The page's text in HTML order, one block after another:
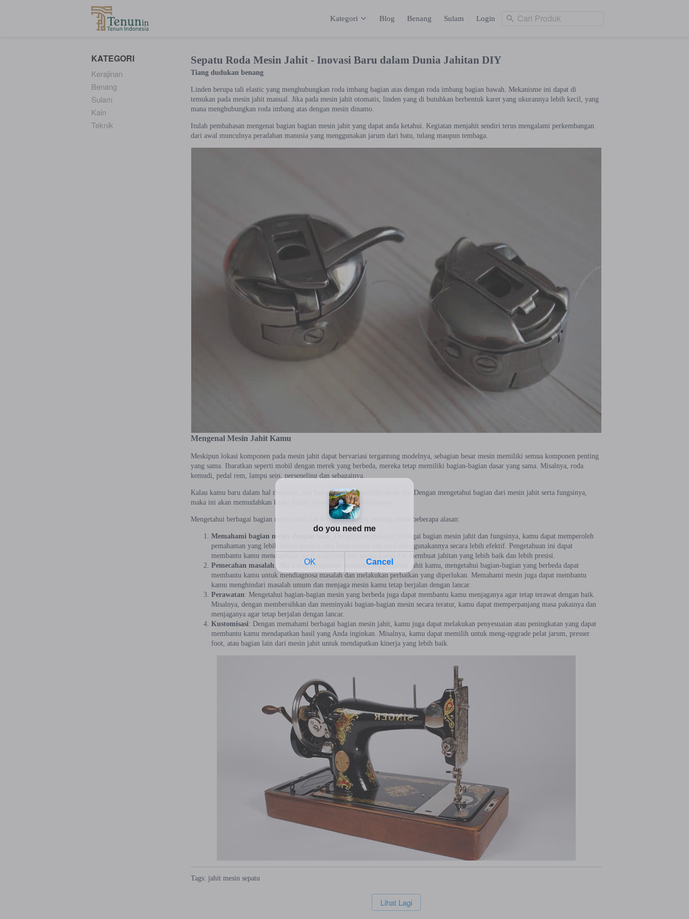
Kategori Blog Benang Sulam Login Cari Produk
KATEGORI
Kerajinan
Benang
Sulam
Kain
Teknik
Sepatu Roda Mesin Jahit - Inovasi Baru dalam Dunia Jahitan DIY
Tiang dudukan benang
Linden berupa tali elastic yang menghubungkan roda imbang bagian atas dengan roda imbang bagian bawah. Mekanisme ini dapat di
temukan pada mesin jahit manual. Jika pada mesin jahit otomatis, linden yang di butuhkan berbentuk karet yang ukurannya lebih kecil, yang
mana menghubungkan roda imbang atas dengan mesin dinamo.
Itulah pembahasan mengenai bagian bagian mesin jahit yang dapat anda ketahui. Kegiatan menjahit sendiri terus mengalami perkembangan
dari awal munculnya peradaban manusia yang menggunakan jarum dari batu, tulang maupun tembaga.
Mengenal Mesin Jahit Kamu
Meskipun lokasi komponen pada mesin jahit dapat bervariasi tergantung modelnya, sebagian besar mesin memiliki semua komponen penting
yang sama. Ibaratkan seperti mobil dengan merek yang berbeda, mereka tetap memiliki bagian-bagian dasar yang sama. Misalnya, roda
kemudi, pedal rem, lampu sein, perseneling dan sebagainya.
Kalau kamu baru dalam hal menjahit, ada baiknya untuk memiliki dasar ini. Dengan mengetahui bagian dari mesin jahit serta fungsinya,
maka ini akan memudahkan kamu dalam proses menjahit kedepannya
Mengetahui berbagai bagian mesin jahit dan fungsinya sangat penting untuk beberapa alasan:
Memahami bagian mesin dengan baik
: Dengan mempelajari berbagai bagian mesin jahit dan fungsinya, kamu dapat memperoleh
pemahaman yang lebih dalam tentang cara kerja mesin dan cara menggunakannya secara lebih efektif. Pengetahuan ini dapat
membantu kamu mendapatkan hasil maksimal dari mesin kamu dan membuat jahitan yang lebih baik dan lebih presisi.
Pemecahan masalah: Jika kamu mengalami masalah dengan mesin jahit kamu, mengetahui bagian-bagian yang berbeda dapat
membantu kamu untuk mendiagnosa masalah dan melakukan perbaikan yang diperlukan. Memahami mesin juga dapat membantu
kamu menghindari masalah umum dan menjaga mesin kamu tetap berjalan dengan lancar.
Perawatan: Mengetahui bagian-bagian mesin yang berbeda juga dapat membantu kamu menjaganya agar tetap terawat dengan baik.
Misalnya, dengan membersihkan dan meminyaki bagian-bagian mesin secara teratur, kamu dapat memperpanjang masa pakainya dan
menjaganya agar tetap berjalan dengan lancar.
Kustomisasi: Dengan memahami berbagai bagian mesin jahit, kamu juga dapat melakukan penyesuaian atau peningkatan yang dapat
membantu kamu mendapatkan hasil yang Anda inginkan. Misalnya, kamu dapat memilih untuk meng-upgrade pelat jarum, presser
foot, atau bagian lain dari mesin jahit untuk mendapatkan kinerja yang lebih baik.
Tags: jahit mesin sepatu
`Lihat Lagi